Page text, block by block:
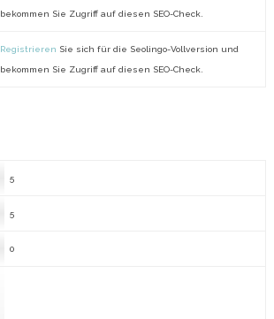
bekommen Sie Zugriff auf diesen SEO-Check.
Registrieren Sie sich für die Seolingo-Vollversion und
bekommen Sie Zugriff auf diesen SEO-Check.
5
5
0